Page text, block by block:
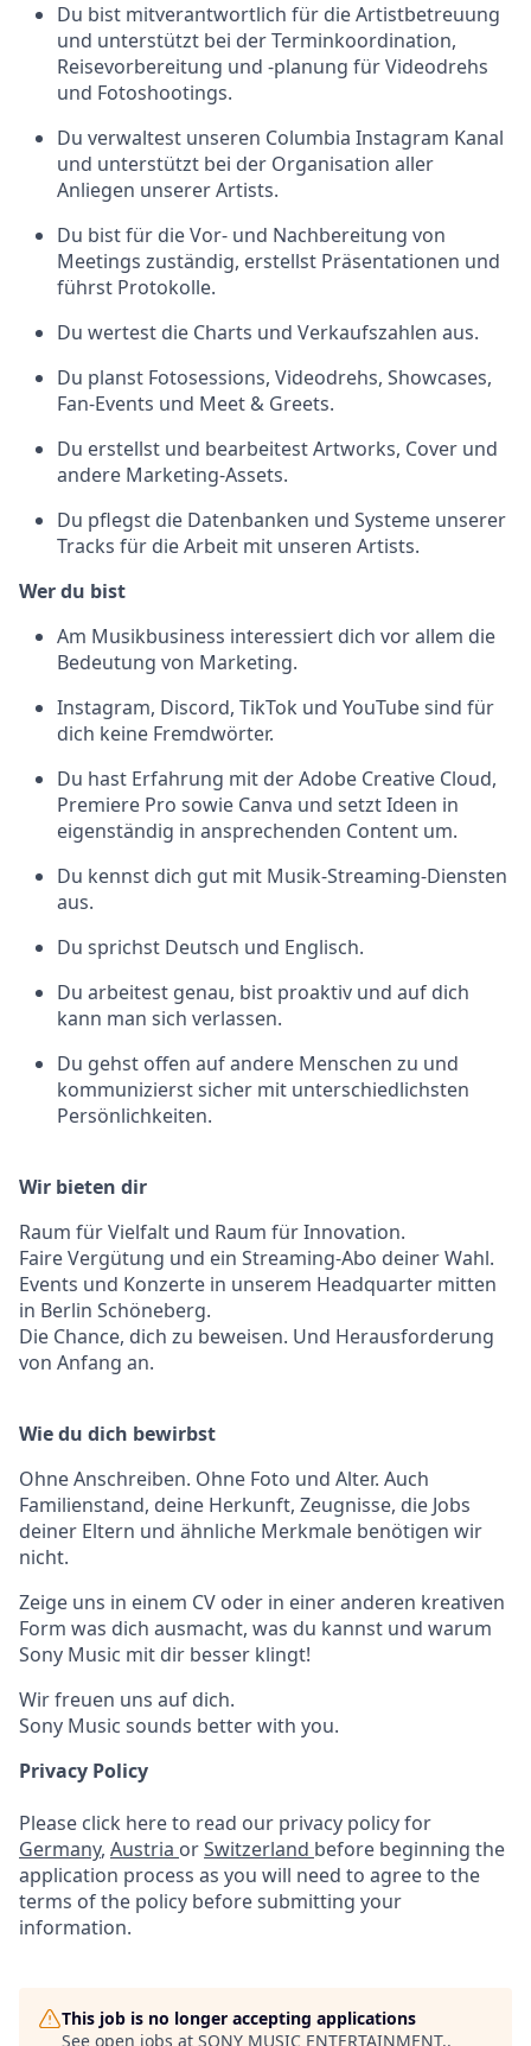
Du bist mitverantwortlich für die Artistbetreuung
und unterstützt bei der Terminkoordination,
Reisevorbereitung und -planung für Videodrehs
und Fotoshootings.
Du verwaltest unseren Columbia Instagram Kanal
und unterstützt bei der Organisation aller
Anliegen unserer Artists.
Du bist für die Vor- und Nachbereitung von
Meetings zuständig, erstellst Präsentationen und
führst Protokolle.
Du wertest die Charts und Verkaufszahlen aus.
Du planst Fotosessions, Videodrehs, Showcases,
Fan-Events und Meet & Greets.
Du erstellst und bearbeitest Artworks, Cover und
andere Marketing-Assets.
Du pflegst die Datenbanken und Systeme unserer
Tracks für die Arbeit mit unseren Artists.
Wer du bist
Am Musikbusiness interessiert dich vor allem die
Bedeutung von Marketing.
Instagram, Discord, TikTok und YouTube sind für
dich keine Fremdwörter.
Du hast Erfahrung mit der Adobe Creative Cloud,
Premiere Pro sowie Canva und setzt Ideen in
eigenständig in ansprechenden Content um.
Du kennst dich gut mit Musik-Streaming-Diensten
aus.
Du sprichst Deutsch und Englisch.
Du arbeitest genau, bist proaktiv und auf dich
kann man sich verlassen.
Du gehst offen auf andere Menschen zu und
kommunizierst sicher mit unterschiedlichsten
Persönlichkeiten.
Wir bieten dir
Raum für Vielfalt und Raum für Innovation.
Faire Vergütung und ein Streaming-Abo deiner Wahl.
Events und Konzerte in unserem Headquarter mitten
in Berlin Schöneberg.
Die Chance, dich zu beweisen. Und Herausforderung
von Anfang an.
Wie du dich bewirbst
Ohne Anschreiben. Ohne Foto und Alter. Auch
Familienstand, deine Herkunft, Zeugnisse, die Jobs
deiner Eltern und ähnliche Merkmale benötigen wir
nicht.
Zeige uns in einem CV oder in einer anderen kreativen
Form was dich ausmacht, was du kannst und warum
Sony Music mit dir besser klingt!
Wir freuen uns auf dich.
Sony Music sounds better with you.
Privacy Policy
Please click here to read our privacy policy for
Germany, Austria orSwitzerland before beginning the
application process as you will need to agree to the
terms of the policy before submitting your
information.
This job is no longer accepting applications
See open jobs at SONY MUSIC ENTERTAINMENT..